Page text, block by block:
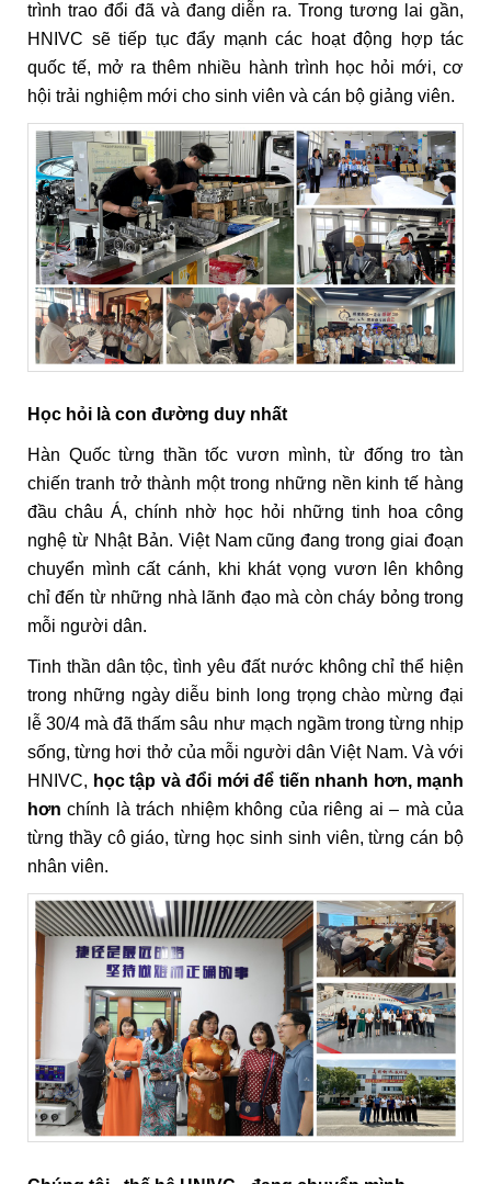
trình trao đổi đã và đang diễn ra. Trong tương lai gần,
HNIVC sẽ tiếp tục đẩy mạnh các hoạt động hợp tác
quốc tế, mở ra thêm nhiều hành trình học hỏi mới, cơ
hội trải nghiệm mới cho sinh viên và cán bộ giảng viên.
Học hỏi là con đường duy nhất
Hàn Quốc từng thần tốc vươn mình, từ đống tro tàn
chiến tranh trở thành một trong những nền kinh tế hàng
đầu châu Á, chính nhờ học hỏi những tinh hoa công
nghệ từ Nhật Bản. Việt Nam cũng đang trong giai đoạn
chuyển mình cất cánh, khi khát vọng vươn lên không
chỉ đến từ những nhà lãnh đạo mà còn cháy bỏng trong
mỗi người dân.
Tinh thần dân tộc, tình yêu đất nước không chỉ thể hiện
trong những ngày diễu binh long trọng chào mừng đại
lễ 30/4 mà đã thấm sâu như mạch ngầm trong từng nhịp
sống, từng hơi thở của mỗi người dân Việt Nam. Và với
HNIVC, học tập và đổi mới để tiến nhanh hơn, mạnh
hơn chính là trách nhiệm không của riêng ai – mà của
từng thầy cô giáo, từng học sinh sinh viên, từng cán bộ
nhân viên.